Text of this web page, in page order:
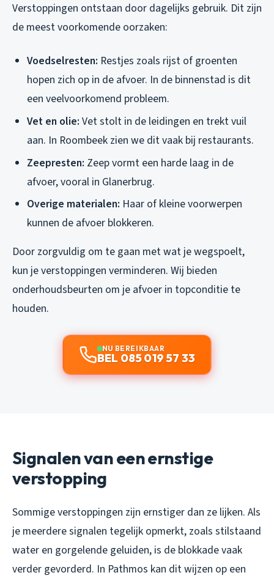
Verstoppingen ontstaan door dagelijks gebruik. Dit zijn
de meest voorkomende oorzaken:
Voedselresten: Restjes zoals rijst of groenten
hopen zich op in de afvoer. In de binnenstad is dit
een veelvoorkomend probleem.
Vet en olie: Vet stolt in de leidingen en trekt vuil
aan. In Roombeek zien we dit vaak bij restaurants.
Zeepresten: Zeep vormt een harde laag in de
afvoer, vooral in Glanerbrug.
Overige materialen: Haar of kleine voorwerpen
kunnen de afvoer blokkeren.
Door zorgvuldig om te gaan met wat je wegspoelt,
kun je verstoppingen verminderen. Wij bieden
onderhoudsbeurten om je afvoer in topconditie te
houden.
NU BEREIKBAAR
BEL 085 019 57 33
Signalen van een ernstige
verstopping
Sommige verstoppingen zijn ernstiger dan ze lijken. Als
je meerdere signalen tegelijk opmerkt, zoals stilstaand
water en gorgelende geluiden, is de blokkade vaak
verder gevorderd. In Pathmos kan dit wijzen op een